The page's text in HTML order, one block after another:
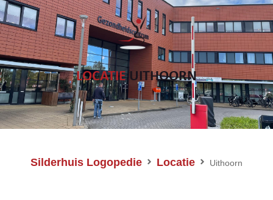
LOCATIEUITHOORN
Silderhuis Logopedie Locatie Uithoorn